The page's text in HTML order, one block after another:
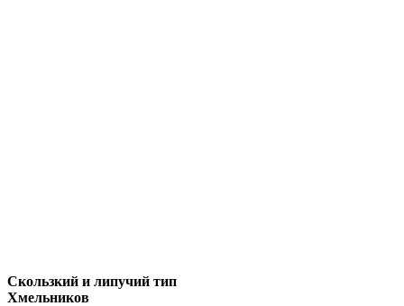
Скользкий и липучий тип
Хмельников